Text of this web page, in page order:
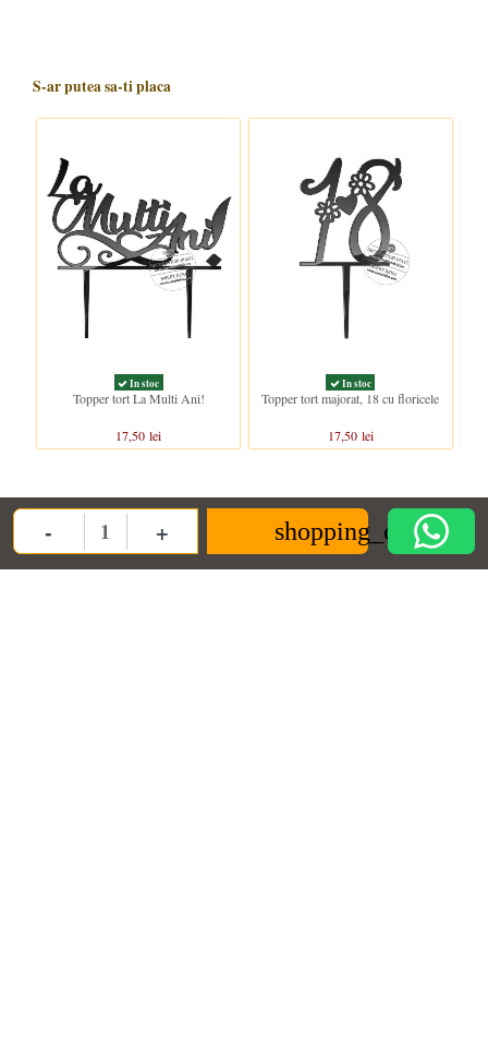
- Quantity + shopping_cart
S-ar putea sa-ti placa
In stoc
Topper tort La Multi Ani!
17,50 lei
In stoc
Topper tort majorat, 18 cu floricele
17,50 lei
Clientii care au cumparat acest produs au mai cumparat si: